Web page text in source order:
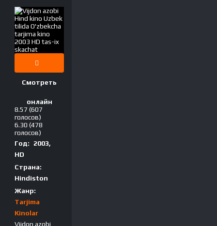
Смотреть
онлайн
8.57 (607
голосов)
6.30 (478
голосов)
Год:
2003,
HD
Страна:
Hindiston
Жанр:
Tarjima
Kinolar
Vijdon azobi